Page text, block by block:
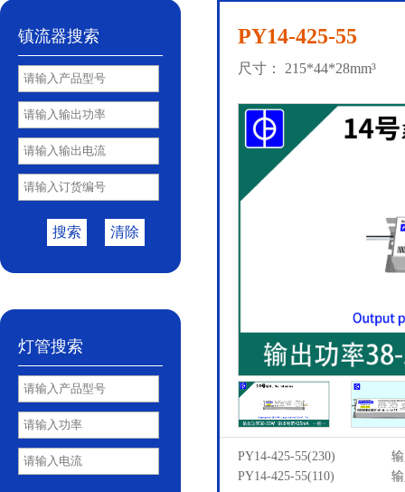
镇流器搜索
清除
搜索
灯管搜索
PY14-425-55
尺寸： 215*44*28mm³
PY14-425-55(230)
PY14-425-55(110)